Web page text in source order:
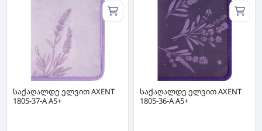
საქაღალდე ელვით AXENT
1805-37-A A5+
საქაღალდე ელვით AXENT
1805-36-A A5+